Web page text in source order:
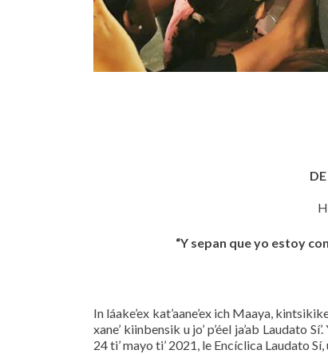
“Y sepan que yo estoy
In láake’ex kat’aane’ex ich Maaya,
xane’ kiinbensik u jo’ p’éel ja’ab Laudato
24 ti’ mayo ti’ 2021, le Encíclica Laudato